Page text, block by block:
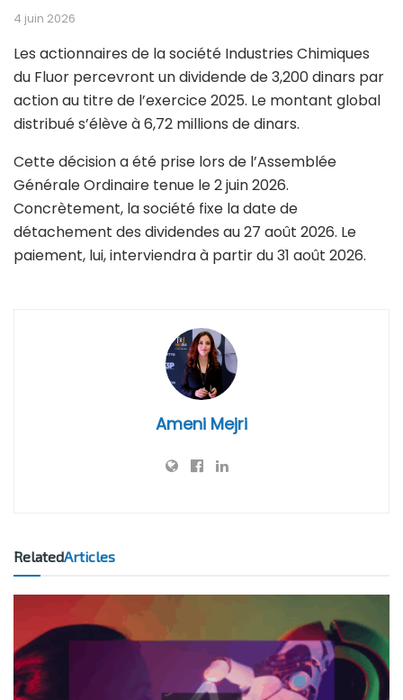
4 juin 2026
Les actionnaires de la société Industries Chimiques
du Fluor percevront un dividende de 3,200 dinars par
action au titre de l’exercice 2025. Le montant global
distribué s’élève à 6,72 millions de dinars.
Cette décision a été prise lors de l’Assemblée
Générale Ordinaire tenue le 2 juin 2026.
Concrètement, la société fixe la date de
détachement des dividendes au 27 août 2026. Le
paiement, lui, interviendra à partir du 31 août 2026.
Ameni Mejri
RelatedArticles